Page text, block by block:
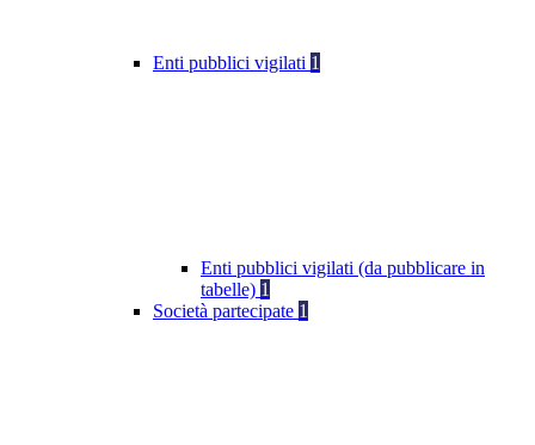
Enti pubblici vigilati 1
Enti pubblici vigilati (da pubblicare in
tabelle) 1
Società partecipate 1